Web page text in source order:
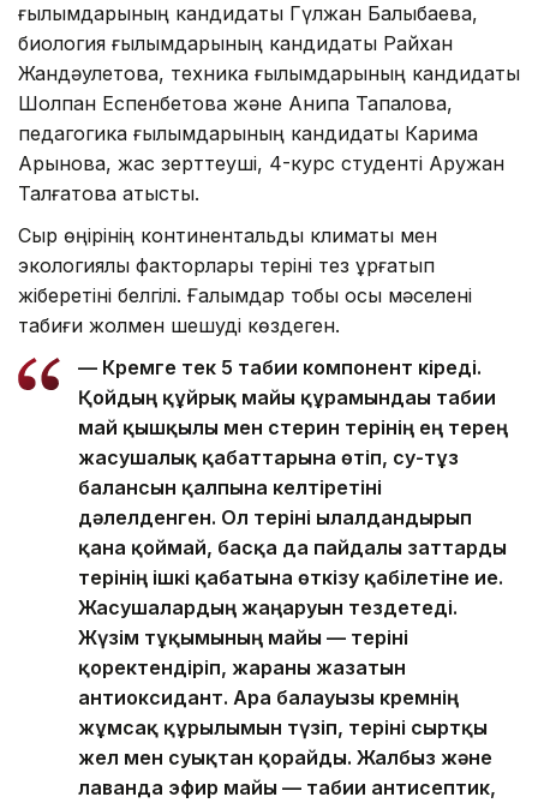
ғылымдарының кандидаты Гүлжан Балықбаева,
биология ғылымдарының кандидаты Райхан
Жандәулетова, техника ғылымдарының кандидаты
Шолпан Еспенбетова және Анипа Тапалова,
педагогика ғылымдарының кандидаты Карима
Арынова, жас зерттеуші, 4-курс студенті Аружан
Талғатова қатысты.
Сыр өңірінің континентальды климаты мен
экологиялық факторлары теріні тез құрғатып
жіберетіні белгілі. Ғалымдар тобы осы мәселені
табиғи жолмен шешуді көздеген.
— Кремге тек 5 табиғи компонент кіреді.
Қойдың құйрық майы құрамындағы табиғи
май қышқылы мен стерин терінің ең терең
жасушалық қабаттарына өтіп, су-тұз
балансын қалпына келтіретіні
дәлелденген. Ол теріні ылғалдандырып
қана қоймай, басқа да пайдалы заттарды
терінің ішкі қабатына өткізу қабілетіне ие.
Жасушалардың жаңаруын тездетеді.
Жүзім тұқымының майы — теріні
қоректендіріп, жараны жазатын
антиоксидант. Ара балауызы кремнің
жұмсақ құрылымын түзіп, теріні сыртқы
жел мен суықтан қорғайды. Жалбыз және
лаванда эфир майы — табиғи антисептик,